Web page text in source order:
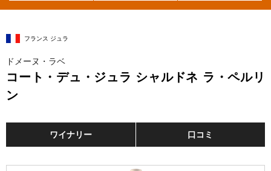
フランス ジュラ
ドメーヌ・ラベ
コート・デュ・ジュラ シャルドネ ラ・ペルリ
ン
ワイナリー 口コミ